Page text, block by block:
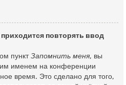
повторять ввод
пунктЗапомнить меня, вы
именем на конференции
время. Это сделано для того,